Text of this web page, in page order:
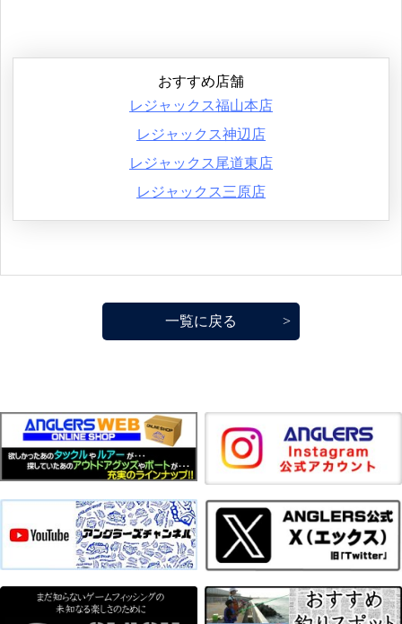
おすすめ店舗
レジャックス福山本店
レジャックス神辺店
レジャックス尾道東店
レジャックス三原店
一覧に戻る